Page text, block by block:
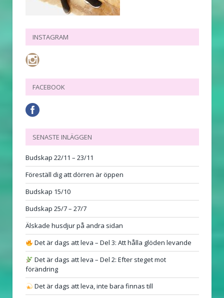
INSTAGRAM
FACEBOOK
SENASTE INLÄGGEN
Budskap 22/11 – 23/11
Föreställ dig att dörren är öppen
Budskap 15/10
Budskap 25/7 – 27/7
Älskade husdjur på andra sidan
Det är dags att leva – Del 3: Att hålla glöden levande
Det är dags att leva – Del 2: Efter steget mot
förändring
Det är dags att leva, inte bara finnas till